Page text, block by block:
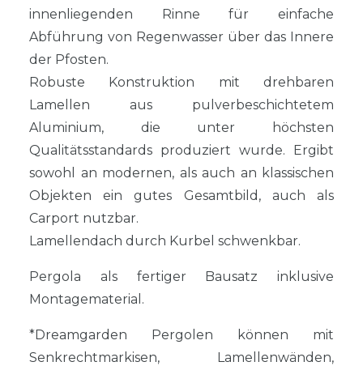
innenliegenden Rinne für einfache
Abführung von Regenwasser über das Innere
der Pfosten.
Robuste Konstruktion mit drehbaren
Lamellen aus pulverbeschichtetem
Aluminium, die unter höchsten
Qualitätsstandards produziert wurde. Ergibt
sowohl an modernen, als auch an klassischen
Objekten ein gutes Gesamtbild, auch als
Carport nutzbar.
Lamellendach durch Kurbel schwenkbar.
Pergola als fertiger Bausatz inklusive
Montagematerial.
*Dreamgarden Pergolen können mit
Senkrechtmarkisen, Lamellenwänden,